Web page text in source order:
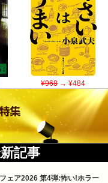
¥968→ ¥484
記事
ェア2026 第4弾:怖い!ホラー